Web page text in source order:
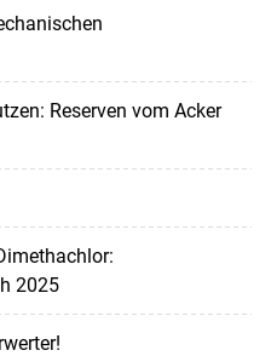
Reserven vom Acker
2025